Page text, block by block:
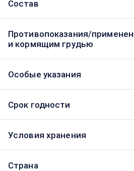
Состав
Противопоказания/
и кормящим грудью
Особые указания
Срок годности
Условия хранения
Страна